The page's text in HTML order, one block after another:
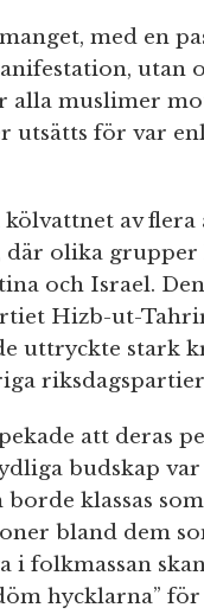
med en
utan
alla muslimer
utsätts för var
av flera
där olika
och Israel.
Hizb-ut-
uttryckte stark
att deras
budskap
borde klassas
bland dem
i folkmassan
hycklarna”